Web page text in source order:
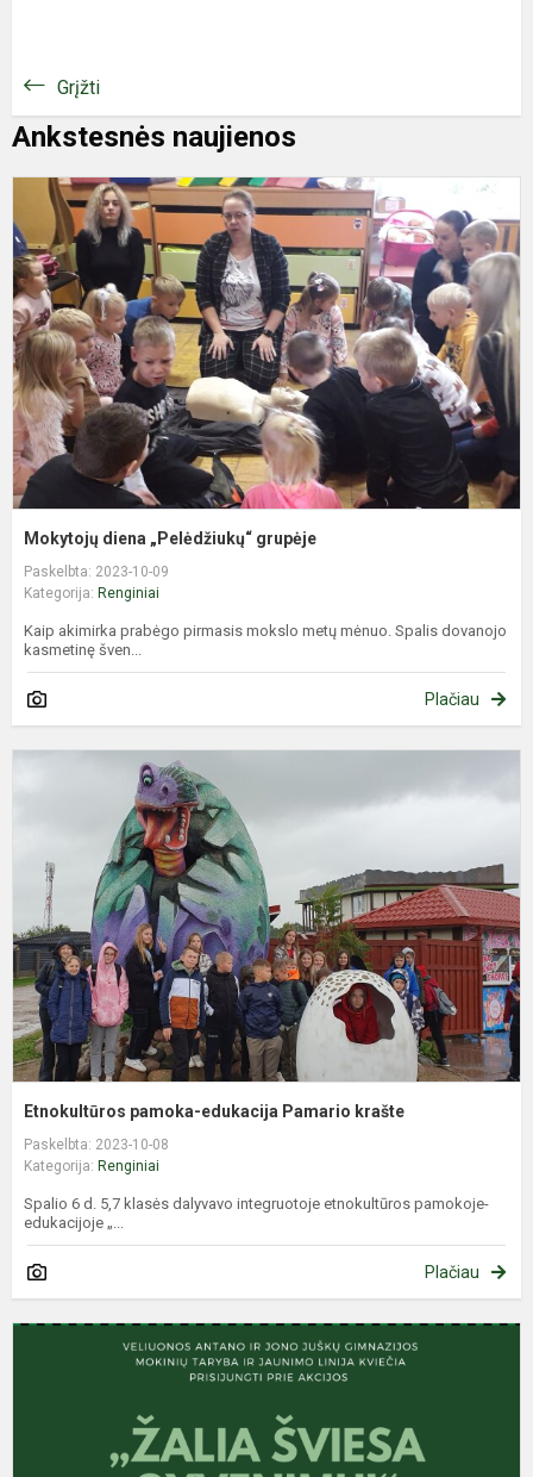
Grįžti
Ankstesnės naujienos
Mokytojų diena „Pelėdžiukų“ grupėje
Paskelbta: 2023-10-09
Kategorija: Renginiai
Kaip akimirka prabėgo pirmasis mokslo metų mėnuo. Spalis dovanojo
kasmetinę šven...
Plačiau
Etnokultūros pamoka-edukacija Pamario krašte
Paskelbta: 2023-10-08
Kategorija: Renginiai
Spalio 6 d. 5,7 klasės dalyvavo integruotoje etnokultūros pamokoje-
edukacijoje „...
Plačiau